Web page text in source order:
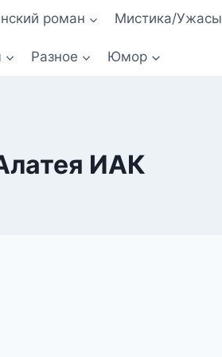
роман Мистика/Ужасы
Разное Юмор
ИАК